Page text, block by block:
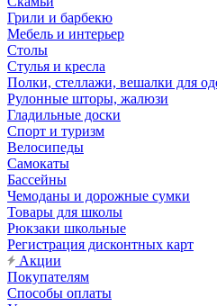
Грили и барбекю
Мебель и интерьер
Столы
Стулья и кресла
Полки, стеллажи, вешалки для
Рулонные шторы, жалюзи
Гладильные доски
Спорт и туризм
Велосипеды
Самокаты
Бассейны
Чемоданы и дорожные сумки
Товары для школы
Рюкзаки школьные
Регистрация дисконтных карт
Акции
Покупателям
Способы оплаты